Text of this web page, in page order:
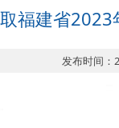
福建省
发布时间：